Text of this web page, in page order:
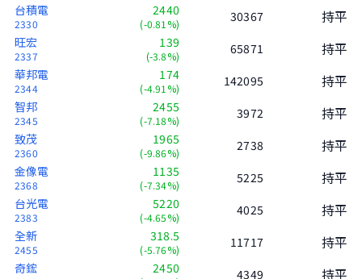
台積電
2330
2440
(-0.81%) 30367 持平
旺宏
2337
139
(-3.8%) 65871 持平
華邦電
2344
174
(-4.91%) 142095 持平
智邦
2345
2455
(-7.18%) 3972 持平
致茂
2360
1965
(-9.86%) 2738 持平
金像電
2368
1135
(-7.34%) 5225 持平
台光電
2383
5220
(-4.65%) 4025 持平
全新
2455
318.5
(-5.76%) 11717 持平
奇鋐 2450 4349 持平